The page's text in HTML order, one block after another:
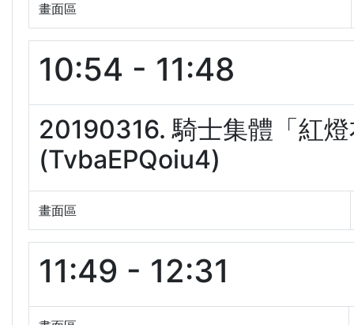
畫面區
10:54 - 11:48
20190316. 騎士集體「紅
(TvbaEPQoiu4)
畫面區
11:49 - 12:31